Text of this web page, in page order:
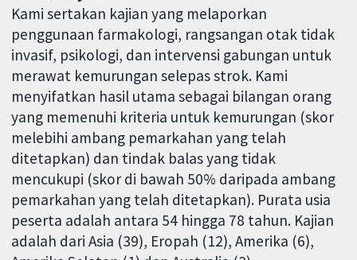
Kami sertakan kajian yang melaporkan
penggunaan farmakologi, rangsangan otak tidak
invasif, psikologi, dan intervensi gabungan untuk
merawat kemurungan selepas strok. Kami
menyifatkan hasil utama sebagai bilangan orang
yang memenuhi kriteria untuk kemurungan (skor
melebihi ambang pemarkahan yang telah
ditetapkan) dan tindak balas yang tidak
mencukupi (skor di bawah 50% daripada ambang
pemarkahan yang telah ditetapkan). Purata usia
peserta adalah antara 54 hingga 78 tahun. Kajian
adalah dari Asia (39), Eropah (12), Amerika (6),